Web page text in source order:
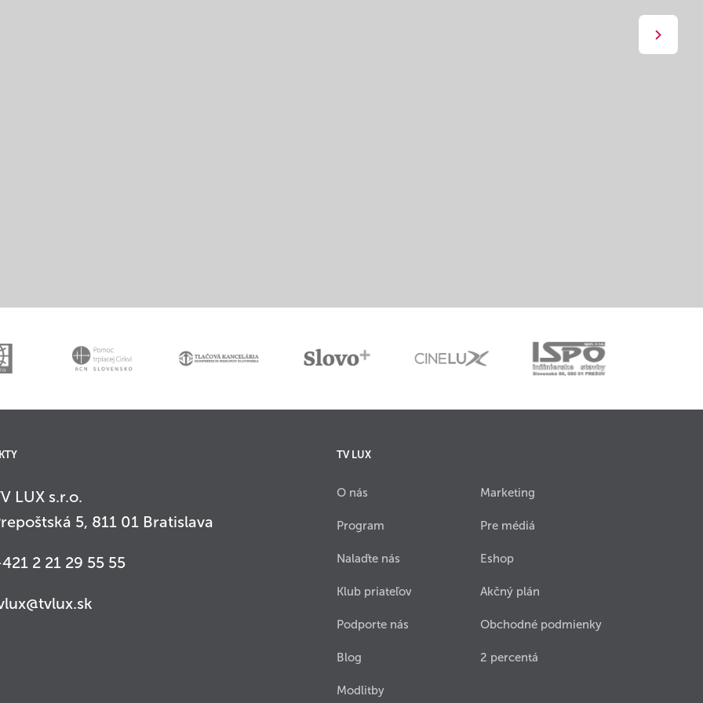
LUX s.r.o.
5, 811 01 Bratislava
2 21 29 55 55
TV LUX
O nás
Program
Nalaďte nás
Klub priateľov
Podporte nás
Blog
Modlitby
Marketing
Pre médiá
Eshop
Akčný plán
Obchodné podmienky
2 percentá